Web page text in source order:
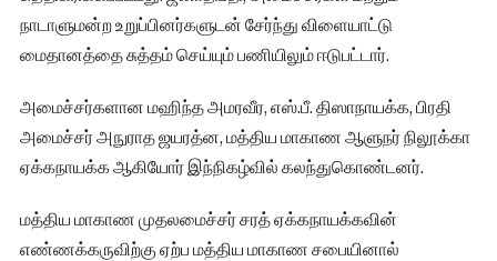
நாடாளுமன்ற உறுப்பினர்களுடன் சேர்ந்து விளையாட்டு
மைதானத்தை சுத்தம் செய்யும் பணியிலும் ஈடுபட்டார்.
அமைச்சர்களான மஹிந்த அமரவீர, எஸ்.பீ. திஸாநாயக்க, பிரதி
அமைச்சர் அநுராத ஜயரத்ன, மத்திய மாகாண ஆளுநர் நிலூக்கா
ஏக்கநாயக்க ஆகியோர் இந்நிகழ்வில் கலந்துகொண்டனர்.
மத்திய மாகாண முதலமைச்சர் சரத் ஏக்கநாயக்கவின்
எண்ணக்கருவிற்கு ஏற்ப மத்திய மாகாண சபையினால்